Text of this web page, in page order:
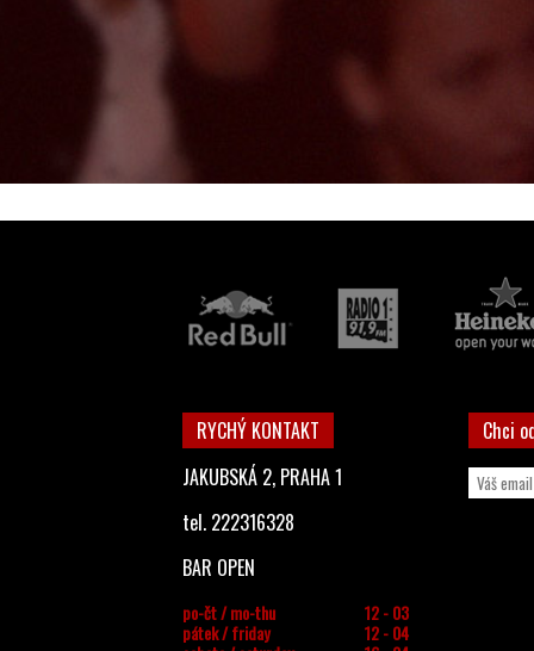
RYCHÝ KONTAKT
JAKUBSKÁ 2, PRAHA 1
tel. 222316328
BAR OPEN
po-čt / mo-thu
12 - 03
pátek / friday
12 - 04
Chci